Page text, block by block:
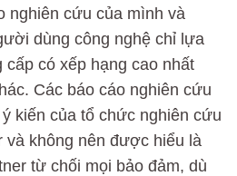
nghiên cứu của mình và
dùng công nghệ chỉ lựa
có xếp hạng cao nhất
Các báo cáo nghiên cứu
kiến của tổ chức nghiên cứu
và không nên được hiểu là
từ chối mọi bảo đảm, dù